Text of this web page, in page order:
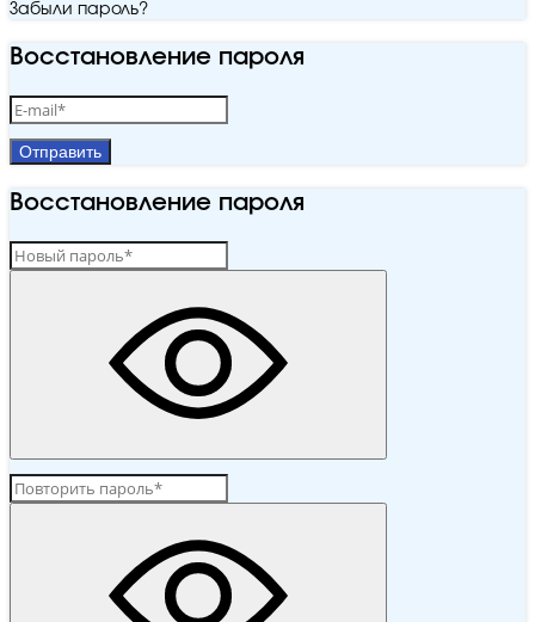
Забыли пароль?
Восстановление пароля
Отправить
Восстановление пароля